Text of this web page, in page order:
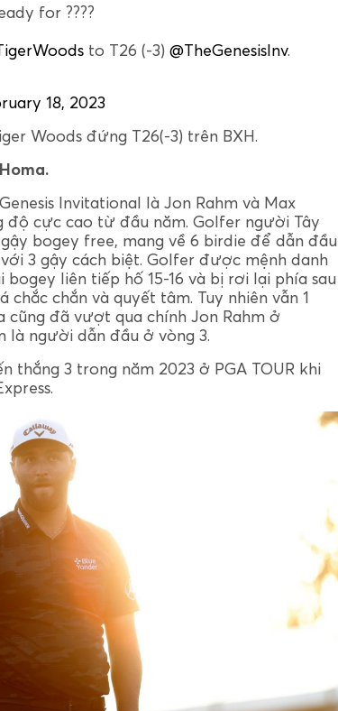
for ????
to T26 (-3) @TheGenesisInv.
18, 2023
Woods đứng T26(-3) trên BXH.
Invitational là Jon Rahm và Max
độ cực cao từ đầu năm. Golfer người Tây
bogey free, mang về 6 birdie để dẫn đầu
3 gậy cách biệt. Golfer được mệnh danh
liên tiếp hố 15-16 và bị rơi lại phía sau
chắc chắn và quyết tâm. Tuy nhiên vẫn 1
đã vượt qua chính Jon Rahm ở
là người dẫn đầu ở vòng 3.
thắng 3 trong năm 2023 ở PGA TOUR khi